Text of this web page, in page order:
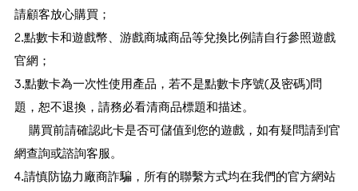
請顧客放心購買；
2.點數卡和遊戲幣、游戲商城商品等兌換比例請自行參照遊戲
官網；
3.點數卡為一次性使用產品，若不是點數卡序號(及密碼)問
題，恕不退換，請務必看清商品標題和描述。
購買前請確認此卡是否可儲值到您的遊戲，如有疑問請到官
網查詢或諮詢客服。
4.請慎防協力廠商詐騙，所有的聯繫方式均在我們的官方網站